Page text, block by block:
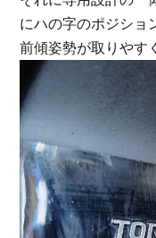
にハの字のポジショ
前傾姿勢が取りやす